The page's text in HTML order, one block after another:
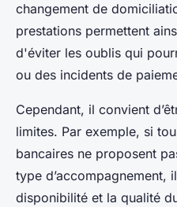
changement de
prestations permettent
d'éviter les oublis qui
ou des incidents de
Cependant, il convient
limites. Par exemple, si
bancaires ne proposent
type d’accompagnement,
disponibilité et la qualité